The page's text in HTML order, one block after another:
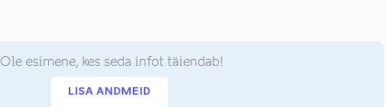
Ole esimene, kes seda infot täiendab!
LISA ANDMEID